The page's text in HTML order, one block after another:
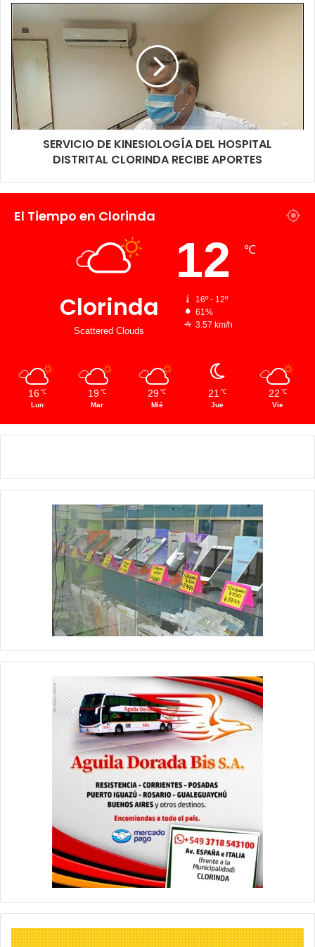
de la geografía provincial.
SERVICIO DE KINESIOLOGÍA DEL HOSPITAL
DISTRITAL CLORINDA RECIBE APORTES
El Tiempo en Clorinda
Clorinda
Scattered Clouds
12 ℃
16º - 12º
61%
3.57 km/h
16 ℃
Lun
19 ℃
Mar
29 ℃
Mié
21 ℃
Jue
22 ℃
Vie